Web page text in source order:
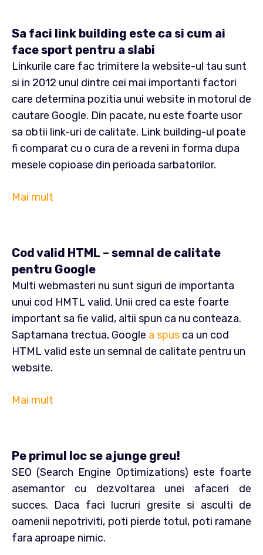
Sa faci link building este ca si cum ai
face sport pentru a slabi
Linkurile care fac trimitere la website-ul tau sunt
si in 2012 unul dintre cei mai importanti factori
care determina pozitia unui website in motorul de
cautare Google. Din pacate, nu este foarte usor
sa obtii link-uri de calitate. Link building-ul poate
fi comparat cu o cura de a reveni in forma dupa
mesele copioase din perioada sarbatorilor.
Mai mult
Cod valid HTML – semnal de calitate
pentru Google
Multi webmasteri nu sunt siguri de importanta
unui cod HMTL valid. Unii cred ca este foarte
important sa fie valid, altii spun ca nu conteaza.
Saptamana trectua, Google a spus ca un cod
HTML valid este un semnal de calitate pentru un
website.
Mai mult
Pe primul loc se ajunge greu!
SEO (Search Engine Optimizations) este foarte
asemantor cu dezvoltarea unei afaceri de
succes. Daca faci lucruri gresite si asculti de
oamenii nepotriviti, poti pierde totul, poti ramane
fara aproape nimic.